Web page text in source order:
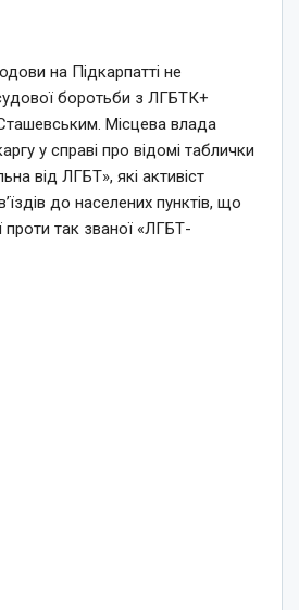
на Підкарпатті не
боротьби з ЛГБТК+
Місцева влада
у справі про відомі таблички
від ЛГБТ», які активіст
до населених пунктів, що
проти так званої «ЛГБТ-